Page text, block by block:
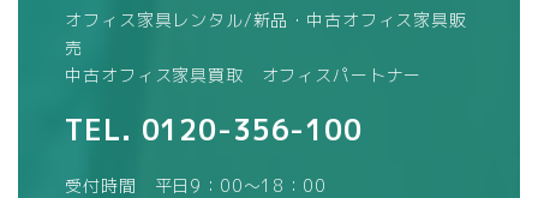
オフィス家具レンタル/新品・中古オフィス家具販
売
中古オフィス家具買取 オフィスパートナー
TEL. 0120-356-100
受付時間 平日9：00～18：00